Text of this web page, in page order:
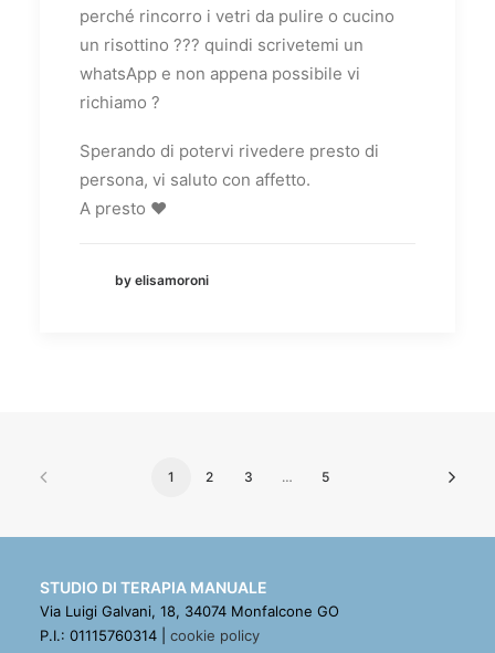
perché rincorro i vetri da pulire o cucino
un risottino ??? quindi scrivetemi un
whatsApp e non appena possibile vi
richiamo ?
Sperando di potervi rivedere presto di
persona, vi saluto con affetto.
A presto ❤️
by elisamoroni
1 2 3 … 5
STUDIO DI TERAPIA MANUALE
Via Luigi Galvani, 18, 34074 Monfalcone GO
P.I.: 01115760314 | cookie policy